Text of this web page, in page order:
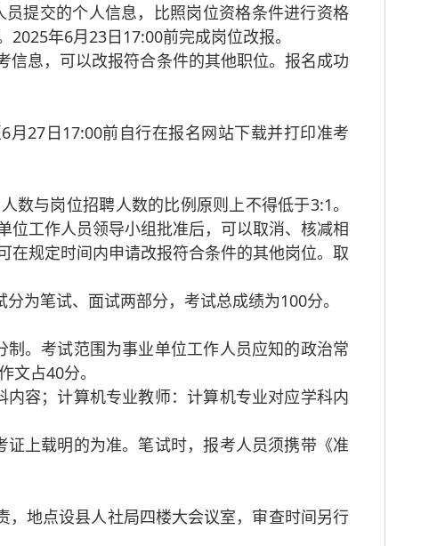
提交的个人信息，比照岗位资格条件进行资格
年6月23日17:00前完成岗位改报。
息，可以改报符合条件的其他职位。报名成功
27日17:00前自行在报名网站下载并打印准考
数与岗位招聘人数的比例原则上不得低于3:1。
位工作人员领导小组批准后，可以取消、核减相
在规定时间内申请改报符合条件的其他岗位。取
为笔试、面试两部分，考试总成绩为100分。
制。考试范围为事业单位工作人员应知的政治常
文占40分。
内容；计算机专业教师：计算机专业对应学科内
证上载明的为准。笔试时，报考人员须携带《准
地点设县人社局四楼大会议室，审查时间另行